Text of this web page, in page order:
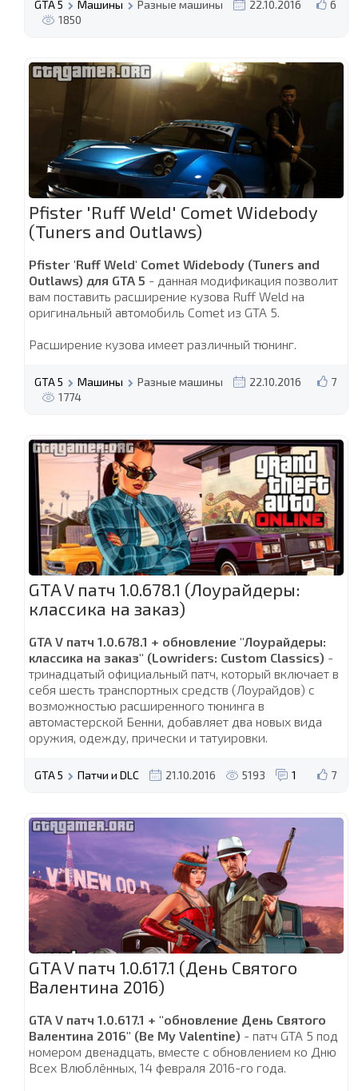
6
GTA 5 Машины Разные машины
22.10.2016
1850
Pfister 'Ruff Weld' Comet Widebody
(Tuners and Outlaws)
Pfister 'Ruff Weld' Comet Widebody (Tuners and
Outlaws) для GTA 5 - данная модификация позволит
вам поставить расширение кузова Ruff Weld на
оригинальный автомобиль Comet из GTA 5.
Расширение кузова имеет различный тюнинг.
7
GTA 5 Машины Разные машины
22.10.2016
1774
GTA V патч 1.0.678.1 (Лоурайдеры:
классика на заказ)
GTA V патч 1.0.678.1 + обновление "Лоурайдеры:
классика на заказ" (Lowriders: Custom Classics) -
тринадцатый официальный патч, который включает в
себя шесть транспортных средств (Лоурайдов) с
возможностью расширенного тюнинга в
автомастерской Бенни, добавляет два новых вида
оружия, одежду, прически и татуировки.
7
GTA 5 Патчи и DLC 21.10.2016 5193 1
GTA V патч 1.0.617.1 (День Святого
Валентина 2016)
GTA V патч 1.0.617.1 + "обновление День Святого
Валентина 2016" (Be My Valentine) - патч GTA 5 под
номером двенадцать, вместе с обновлением ко Дню
Всех Влюблённых, 14 февраля 2016-го года.